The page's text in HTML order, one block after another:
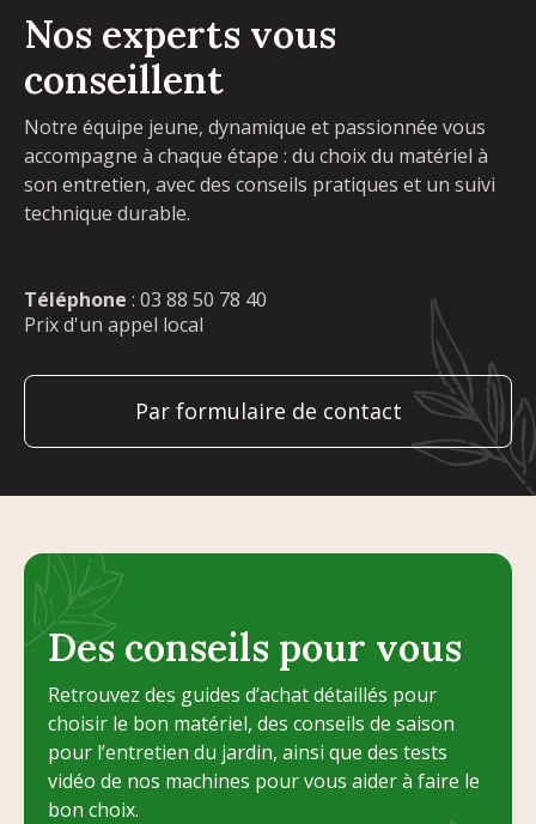
Nos experts vous
conseillent
Notre équipe jeune, dynamique et passionnée vous
accompagne à chaque étape : du choix du matériel à
son entretien, avec des conseils pratiques et un suivi
technique durable.
Téléphone : 03 88 50 78 40
Prix d'un appel local
Par formulaire de contact
Des conseils pour vous
Retrouvez des guides d’achat détaillés pour
choisir le bon matériel, des conseils de saison
pour l’entretien du jardin, ainsi que des tests
vidéo de nos machines pour vous aider à faire le
bon choix.